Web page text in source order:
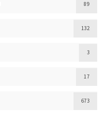
89
132
3
17
673